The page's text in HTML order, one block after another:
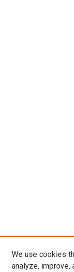
We use cookies
analyze, improve,